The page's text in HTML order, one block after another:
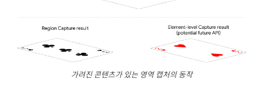
가려진 콘텐츠가 있는 영역 캡처의 동작